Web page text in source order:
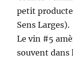
petit
Sens Larges).
Le vin #5
souvent dans